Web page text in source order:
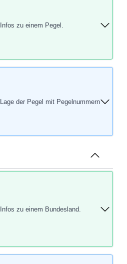
Infos zu einem Pegel.
Lage der Pegel mit Pegelnummern
Infos zu einem Bundesland.